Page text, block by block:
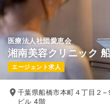
医療法人社団愛恵会
湘南美容クリニック
エージェント求人
千葉県船橋市本町４丁目２−
ビル 4階